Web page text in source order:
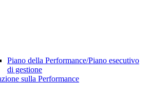
Piano della Performance/Piano esecutivo
di gestione
sulla Performance